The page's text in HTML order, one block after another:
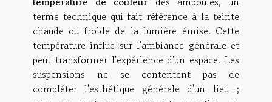
terme technique qui fait référence à la teinte
chaude ou froide de la lumière émise. Cette
température influe sur l'ambiance générale et
peut transformer l'expérience d'un espace. Les
suspensions ne se contentent pas de
compléter l'esthétique générale d'un lieu ;